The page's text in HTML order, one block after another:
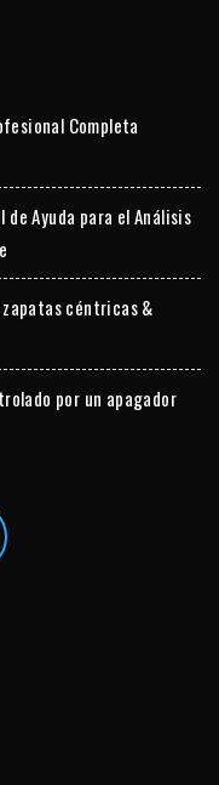
Completa
de Ayuda para el Análisis
céntricas &
por un apagador